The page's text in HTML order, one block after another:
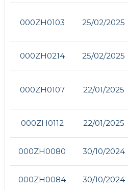
000ZH0103 25/02/2025
000ZH0214 25/02/2025
000ZH0107 22/01/2025
000ZH0112 22/01/2025
000ZH0080 30/10/2024
000ZH0084 30/10/2024